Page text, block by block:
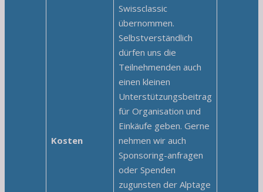
Kosten
Swissclassic
übernommen.
Selbstverständlich
dürfen uns die
Teilnehmenden auch
einen kleinen
Unterstützungsbeitrag
für Organisation und
Einkäufe geben. Gerne
nehmen wir auch
Sponsoring-anfragen
oder Spenden
zugunsten der Alptage